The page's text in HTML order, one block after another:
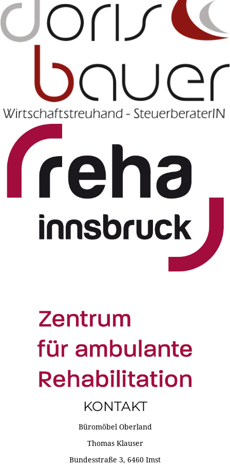
KONTAKT
Büromöbel Oberland
Thomas Klauser
Bundesstraße 3, 6460 Imst